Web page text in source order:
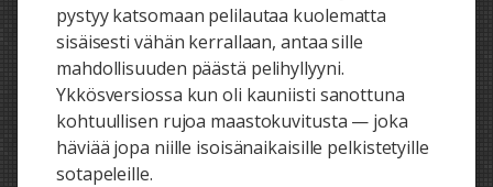
pystyy katsomaan pelilautaa kuolematta
sisäisesti vähän kerrallaan, antaa sille
mahdollisuuden päästä pelihyllyyni.
Ykkösversiossa kun oli kauniisti sanottuna
kohtuullisen rujoa maastokuvitusta — joka
häviää jopa niille isoisänaikaisille pelkistetyille
sotapeleille.